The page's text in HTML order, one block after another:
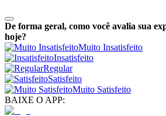
De forma geral, como você avalia sua
hoje?
Muito Insatisfeito
Insatisfeito
Regular
Satisfeito
Muito Satisfeito
BAIXE O APP: